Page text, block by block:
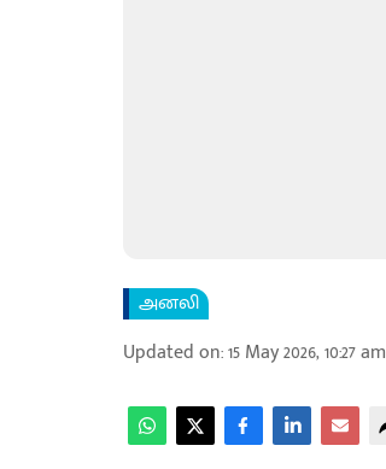
அனலி
Updated on:15 May 2026, 10:27 am